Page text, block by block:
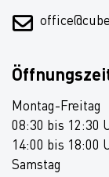
Montag-Freitag
08:30 bis 12:30
14:00 bis 18:00
Samstag